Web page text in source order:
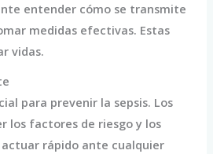
entender cómo se transmite
medidas efectivas. Estas
vidas.
para prevenir la sepsis. Los
los factores de riesgo y los
rápido ante cualquier